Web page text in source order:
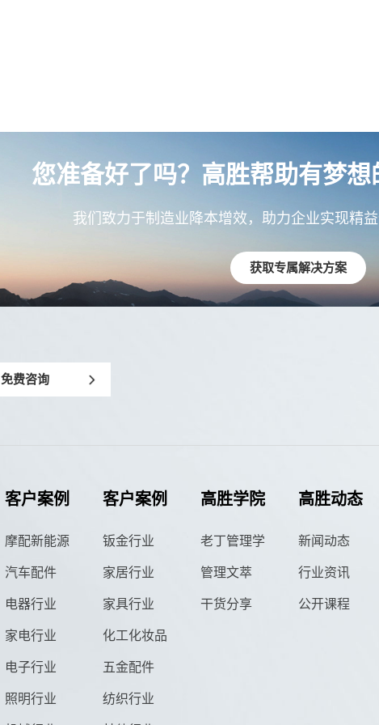
您准备好了吗？高胜帮助有梦
我们致力于制造业降本增效，助力企业实现精
获取专属解决方案
免费咨询
客户案例
摩配新能源
汽车配件
电器行业
家电行业
电子行业
照明行业
客户案例
钣金行业
家居行业
家具行业
化工化妆品
五金配件
纺织行业
高胜学院
老丁管理学
管理文萃
干货分享
高胜动态
新闻动态
行业资讯
公开课程